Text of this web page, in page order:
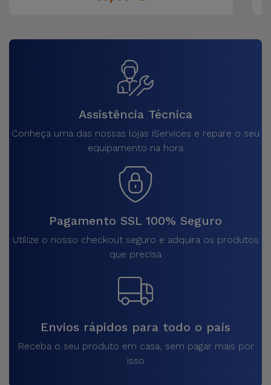
Assistência Técnica
Conheça uma das nossas lojas iServices e repare o seu
equipamento na hora
Pagamento SSL 100% Seguro
Utilize o nosso checkout seguro e adquira os produtos
que precisa
Envios rápidos para todo o país
Receba o seu produto em casa, sem pagar mais por
isso